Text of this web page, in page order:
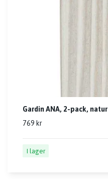
Gardin ANA, 2-pack, natur
769 kr
I lager